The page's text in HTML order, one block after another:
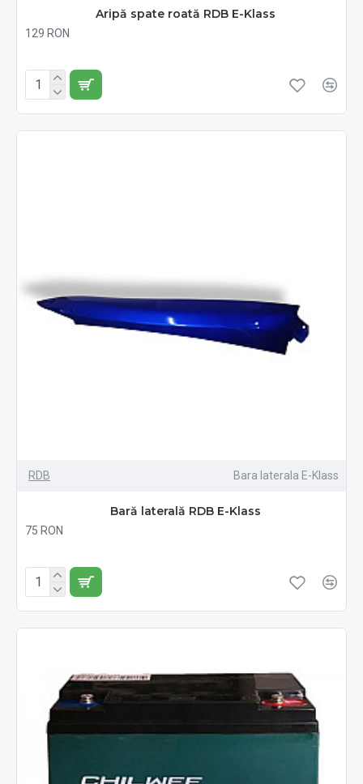
Aripă spate roată RDB E-Klass
129 RON
RDB Bara laterala E-Klass
Bară laterală RDB E-Klass
75 RON